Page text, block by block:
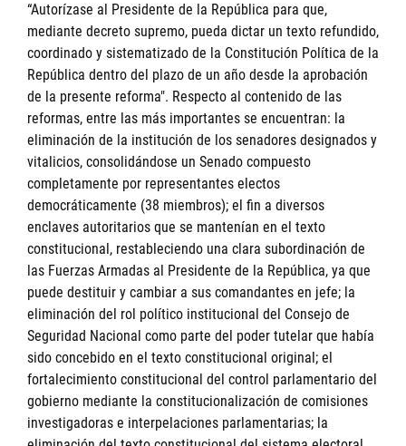
“Autorízase al Presidente de la República para que,
mediante decreto supremo, pueda dictar un texto refundido,
coordinado y sistematizado de la Constitución Política de la
República dentro del plazo de un año desde la aprobación
de la presente reforma". Respecto al contenido de las
reformas, entre las más importantes se encuentran: la
eliminación de la institución de los senadores designados y
vitalicios, consolidándose un Senado compuesto
completamente por representantes electos
democráticamente (38 miembros); el fin a diversos
enclaves autoritarios que se mantenían en el texto
constitucional, restableciendo una clara subordinación de
las Fuerzas Armadas al Presidente de la República, ya que
puede destituir y cambiar a sus comandantes en jefe; la
eliminación del rol político institucional del Consejo de
Seguridad Nacional como parte del poder tutelar que había
sido concebido en el texto constitucional original; el
fortalecimiento constitucional del control parlamentario del
gobierno mediante la constitucionalización de comisiones
investigadoras e interpelaciones parlamentarias; la